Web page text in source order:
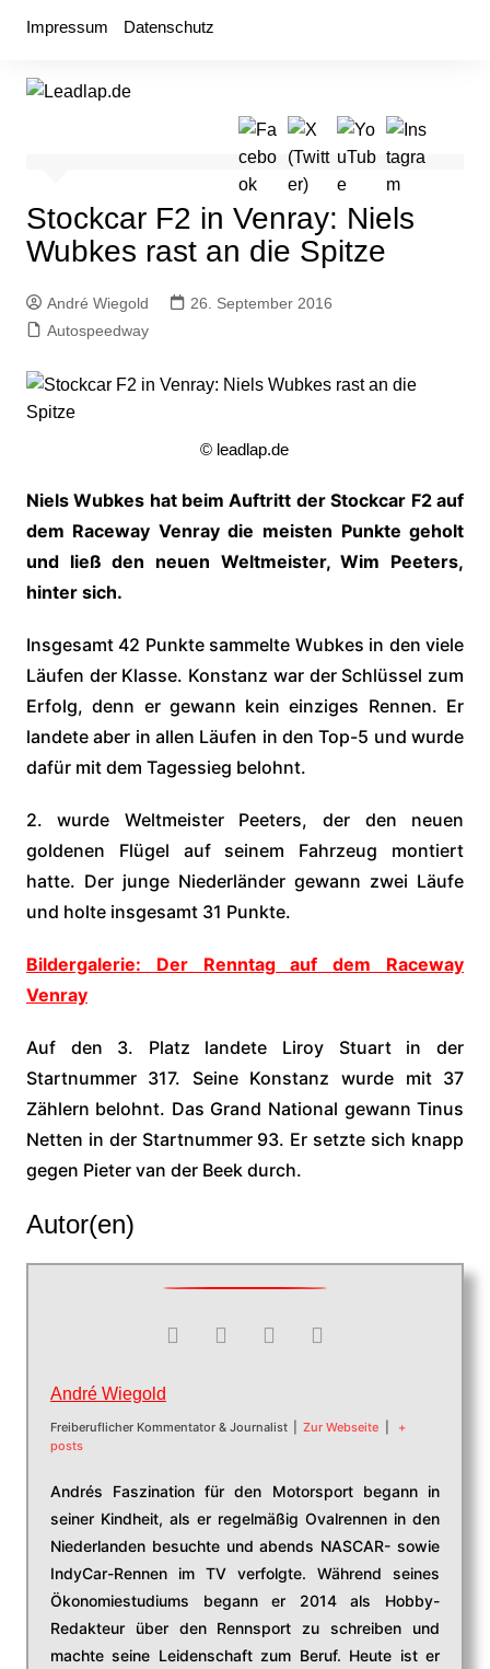
Impressum Datenschutz
Stockcar F2 in Venray: Niels
Wubkes rast an die Spitze
André Wiegold
26. September 2016
Autospeedway
© leadlap.de
Niels Wubkes hat beim Auftritt der Stockcar F2 auf
dem Raceway Venray die meisten Punkte geholt
und ließ den neuen Weltmeister, Wim Peeters,
hinter sich.
Insgesamt 42 Punkte sammelte Wubkes in den viele
Läufen der Klasse. Konstanz war der Schlüssel zum
Erfolg, denn er gewann kein einziges Rennen. Er
landete aber in allen Läufen in den Top-5 und wurde
dafür mit dem Tagessieg belohnt.
2. wurde Weltmeister Peeters, der den neuen
goldenen Flügel auf seinem Fahrzeug montiert
hatte. Der junge Niederländer gewann zwei Läufe
und holte insgesamt 31 Punkte.
Bildergalerie: Der Renntag auf dem Raceway
Venray
Auf den 3. Platz landete Liroy Stuart in der
Startnummer 317. Seine Konstanz wurde mit 37
Zählern belohnt. Das Grand National gewann Tinus
Netten in der Startnummer 93. Er setzte sich knapp
gegen Pieter van der Beek durch.
Autor(en)
André Wiegold
Freiberuflicher Kommentator & Journalist Zur Webseite
+
posts
Andrés Faszination für den Motorsport begann in
seiner Kindheit, als er regelmäßig Ovalrennen in den
Niederlanden besuchte und abends NASCAR- sowie
IndyCar-Rennen im TV verfolgte. Während seines
Ökonomiestudiums begann er 2014 als Hobby-
Redakteur über den Rennsport zu schreiben und
machte seine Leidenschaft zum Beruf. Heute ist er